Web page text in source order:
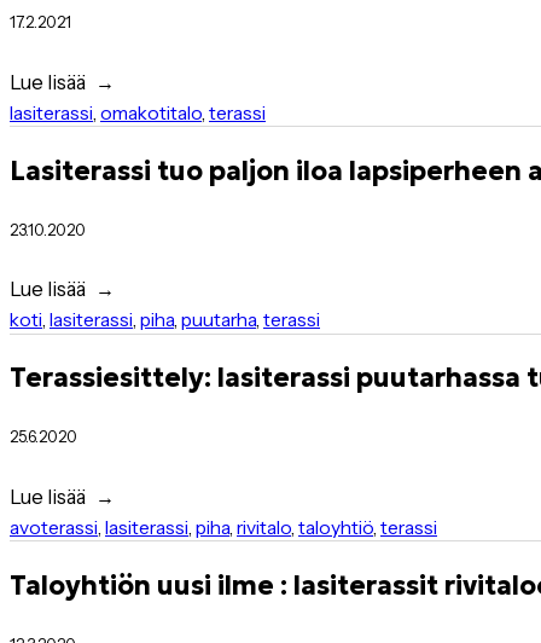
17.2.2021
Lue lisää
lasiterassi omakotitalo terassi
Lasiterassi tuo paljon iloa lapsiperheen
23.10.2020
Lue lisää
koti, lasiterassi, piha, puutarha, terassi
Terassiesittely: lasiterassi puutarhassa
25.6.2020
Lue lisää
avoterassi lasiterassi piha rivitalo taloyhtiö terassi
Taloyhtiön uusi ilme : lasiterassit